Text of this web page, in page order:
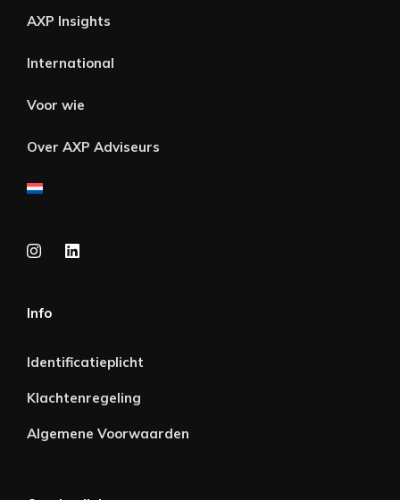
AXP Insights
International
Voor wie
Over AXP Adviseurs
Info
Identificatieplicht
Klachtenregeling
Algemene Voorwaarden